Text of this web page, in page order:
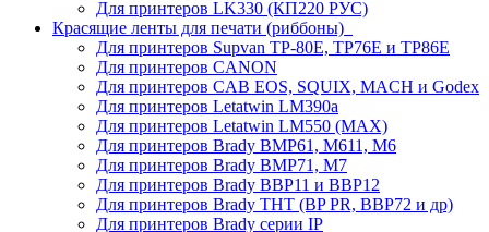
Для принтеров LK330 (КП220 РУС)
Красящие ленты для печати (риббоны)
Для принтеров Supvan TP-80E, TP76E и TP86E
Для принтеров CANON
Для принтеров CAB EOS, SQUIX, MACH и Godex
Для принтеров Letatwin LM390a
Для принтеров Letatwin LM550 (MAX)
Для принтеров Brady BMP61, M611, M6
Для принтеров Brady BMP71, M7
Для принтеров Brady BBP11 и BBP12
Для принтеров Brady THT (BP PR, BBP72 и др)
Для принтеров Brady серии IP